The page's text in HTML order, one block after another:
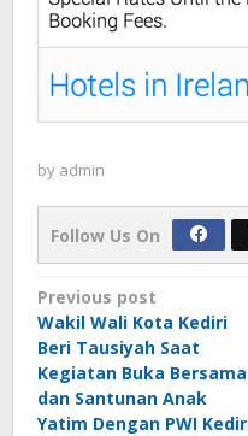
by admin
Follow Us On
Post
navigation
Previous post
Wakil Wali Kota Kediri
Beri Tausiyah Saat
Kegiatan Buka Bersama
dan Santunan Anak
Yatim Dengan PWI